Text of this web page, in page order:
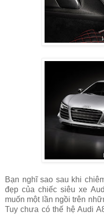
Bạn nghĩ sao sau khi
đẹp của chiếc siêu xe
muốn một lần ngồi trên
Tuy chưa có thế hệ Audi